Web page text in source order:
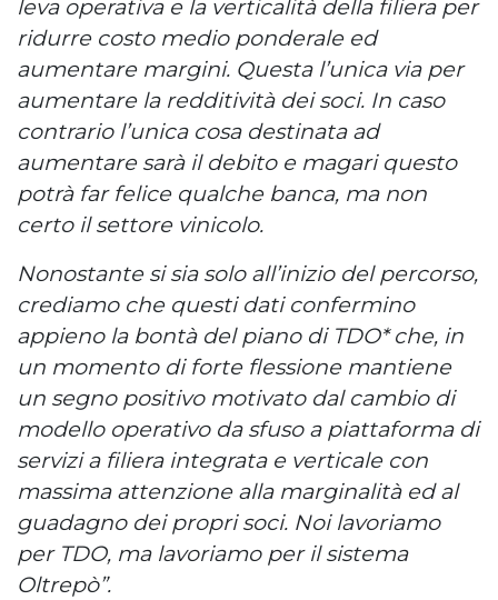
leva operativa e la verticalità della filiera per
ridurre costo medio ponderale ed
aumentare margini. Questa l’unica via per
aumentare la redditività dei soci. In caso
contrario l’unica cosa destinata ad
aumentare sarà il debito e magari questo
potrà far felice qualche banca, ma non
certo il settore vinicolo.
Nonostante si sia solo all’inizio del percorso,
crediamo che questi dati confermino
appieno la bontà del piano di TDO* che, in
un momento di forte flessione mantiene
un segno positivo motivato dal cambio di
modello operativo da sfuso a piattaforma di
servizi a filiera integrata e verticale con
massima attenzione alla marginalità ed al
guadagno dei propri soci. Noi lavoriamo
per TDO, ma lavoriamo per il sistema
Oltrepò”.